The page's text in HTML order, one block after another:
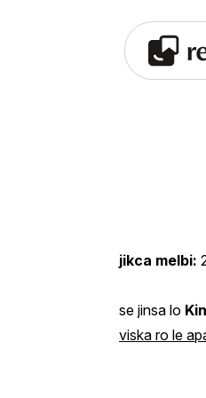
jikca melbi:
se jinsa lo
viska ro le